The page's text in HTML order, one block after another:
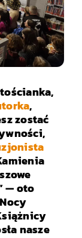
,
zostać
— oto
nasze